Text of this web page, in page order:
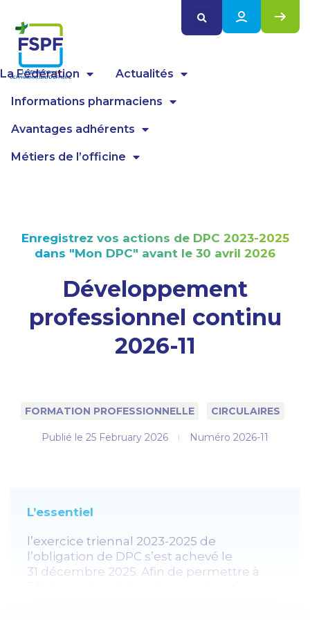
La Fédération Actualités
Informations pharmaciens
Avantages adhérents
Métiers de l’officine
Enregistrez vos actions de DPC 2023-2025
dans "Mon DPC" avant le 30 avril 2026
Développement
professionnel continu
2026-11
FORMATION PROFESSIONNELLE CIRCULAIRES
Publié le 25 February 2026 Numéro 2026-11
L’essentiel
l’exercice triennal 2023-2025 de
l’obligation de DPC s’est achevé le
31 décembre 2025. Afin de permettre à